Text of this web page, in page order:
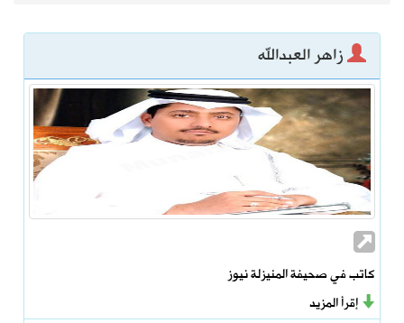
زاهر العبدالله
كاتب في صحيفة المنيزلة نيوز
إقرأ المزيد